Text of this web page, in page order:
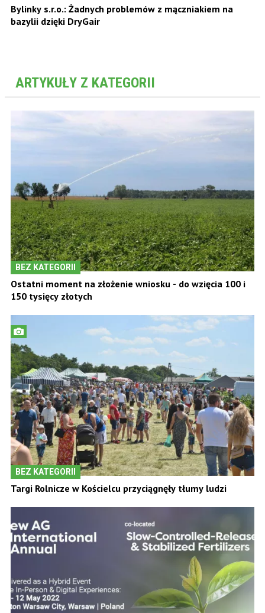
Bylinky s.r.o.: Żadnych problemów z mączniakiem na
bazylii dzięki DryGair
ARTYKUŁY Z KATEGORII
BEZ KATEGORII
Ostatni moment na złożenie wniosku - do wzięcia 100 i
150 tysięcy złotych
BEZ KATEGORII
Targi Rolnicze w Kościelcu przyciągnęły tłumy ludzi